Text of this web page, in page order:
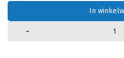
In
-